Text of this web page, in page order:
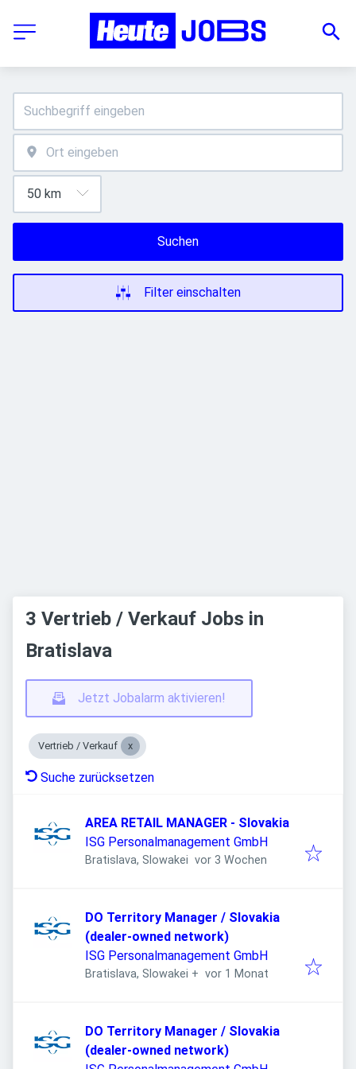
Suchen
Filter einschalten
3 Vertrieb / Verkauf Jobs in
Bratislava
Jetzt Jobalarm aktivieren!
Vertrieb / Verkauf
Suche zurücksetzen
AREA RETAIL MANAGER - Slovakia
ISG Personalmanagement GmbH
Bratislava, Slowakei Veröffentlicht
vor 3 Wochen
DO Territory Manager / Slovakia
(dealer-owned network)
ISG Personalmanagement GmbH
Bratislava, Slowakei + Veröffentlicht
vor 1 Monat
DO Territory Manager / Slovakia
(dealer-owned network)